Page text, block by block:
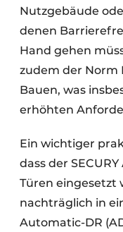
Nutzgebäude
denen
Hand gehen
zudem der Norm
Bauen, was
erhöhten
Ein wichtiger
dass der
Türen eingesetzt
nachträglich in
Automatic-DR